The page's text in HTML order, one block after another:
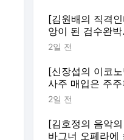
[김원배의 직격
앙이 된 검수완
소법은 개혁의 과
2일 전
[신장섭의 이코
사주 매입은 주주
관, 단기 투기 부
2일 전
[김호정의 음악
바그너 오페라에